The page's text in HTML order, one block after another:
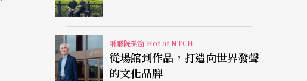
兩廳院櫥窗 Hot at NTCH
從場館到作品，打造向世界發聲
的文化品牌